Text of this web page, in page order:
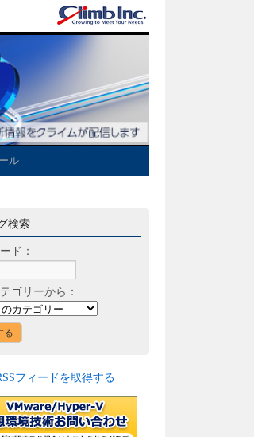
ル
検索
ド：
ゴリーから：
フィードを取得する